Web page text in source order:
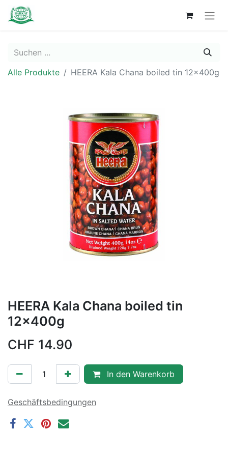
Alle Produkte HEERA Kala Chana boiled tin 12x400g
HEERA Kala Chana boiled tin
12x400g
CHF 14.90
In den Warenkorb
Geschäftsbedingungen